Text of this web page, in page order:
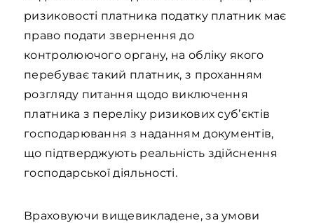
ризиковості платника податку платник має
право подати звернення до
контролюючого органу, на обліку якого
перебуває такий платник, з проханням
розгляду питання щодо виключення
платника з переліку ризикових суб’єктів
господарювання з наданням документів,
що підтверджують реальність здійснення
господарської діяльності.
Враховуючи вищевикладене, за умови